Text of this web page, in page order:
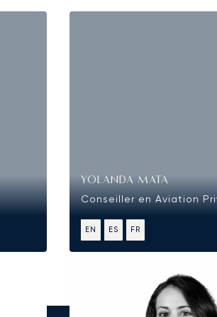
YOLANDA MATA
Conseiller en Aviation
EN ES FR